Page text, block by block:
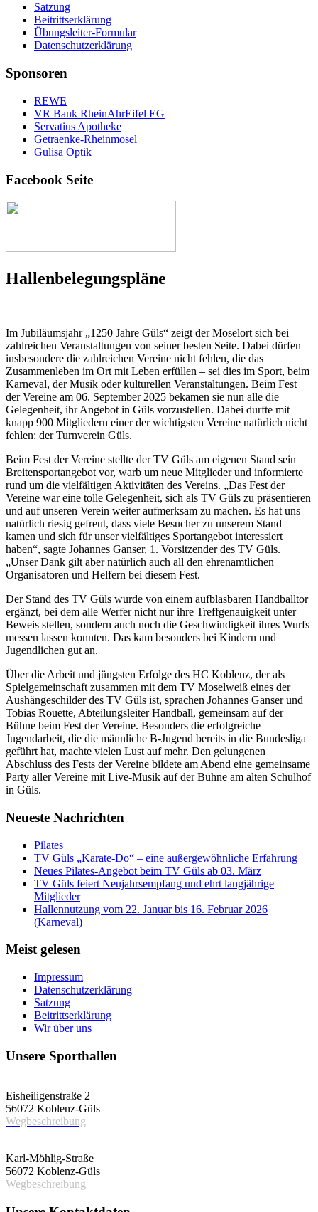
Satzung
Beitrittserklärung
Übungsleiter-Formular
Datenschutzerklärung
Sponsoren
REWE
VR Bank RheinAhrEifel EG
Servatius Apotheke
Getraenke-Rheinmosel
Gulisa Optik
Facebook Seite
Hallen­belegungs­pläne
Im Jubiläumsjahr „1250 Jahre Güls“ zeigt der Moselort sich bei
zahlreichen Veranstaltungen von seiner besten Seite. Dabei dürfen
insbesondere die zahlreichen Vereine nicht fehlen, die das
Zusammenleben im Ort mit Leben erfüllen – sei dies im Sport, beim
Karneval, der Musik oder kulturellen Veranstaltungen. Beim Fest
der Vereine am 06. September 2025 bekamen sie nun alle die
Gelegenheit, ihr Angebot in Güls vorzustellen. Dabei durfte mit
knapp 900 Mitgliedern einer der wichtigsten Vereine natürlich nicht
fehlen: der Turnverein Güls.
Beim Fest der Vereine stellte der TV Güls am eigenen Stand sein
Breitensportangebot vor, warb um neue Mitglieder und informierte
rund um die vielfältigen Aktivitäten des Vereins. „Das Fest der
Vereine war eine tolle Gelegenheit, sich als TV Güls zu präsentieren
und auf unseren Verein weiter aufmerksam zu machen. Es hat uns
natürlich riesig gefreut, dass viele Besucher zu unserem Stand
kamen und sich für unser vielfältiges Sportangebot interessiert
haben“, sagte Johannes Ganser, 1. Vorsitzender des TV Güls.
„Unser Dank gilt aber natürlich auch all den ehrenamtlichen
Organisatoren und Helfern bei diesem Fest.
Der Stand des TV Güls wurde von einem aufblasbaren Handballtor
ergänzt, bei dem alle Werfer nicht nur ihre Treffgenauigkeit unter
Beweis stellen, sondern auch noch die Geschwindigkeit ihres Wurfs
messen lassen konnten. Das kam besonders bei Kindern und
Jugendlichen gut an.
Über die Arbeit und jüngsten Erfolge des HC Koblenz, der als
Spielgemeinschaft zusammen mit dem TV Moselweiß eines der
Aushängeschilder des TV Güls ist, sprachen Johannes Ganser und
Tobias Rouette, Abteilungsleiter Handball, gemeinsam auf der
Bühne beim Fest der Vereine. Besonders die erfolgreiche
Jugendarbeit, die die männliche B-Jugend bereits in die Bundesliga
geführt hat, machte vielen Lust auf mehr. Den gelungenen
Abschluss des Fests der Vereine bildete am Abend eine gemeinsame
Party aller Vereine mit Live-Musik auf der Bühne am alten Schulhof
in Güls.
Neueste Nachrichten
Pilates
TV Güls „Karate-Do“ – eine außergewöhnliche Erfahrung
Neues Pilates-Angebot beim TV Güls ab 03. März
TV Güls feiert Neujahrsempfang und ehrt langjährige
Mitglieder
Hallennutzung vom 22. Januar bis 16. Februar 2026
(Karneval)
Meist gelesen
Impressum
Datenschutzerklärung
Satzung
Beitrittserklärung
Wir über uns
Unsere Sporthallen
Eisheiligenstraße 2
56072 Koblenz-Güls
Wegbeschreibung
Karl-Möhlig-Straße
56072 Koblenz-Güls
Wegbeschreibung